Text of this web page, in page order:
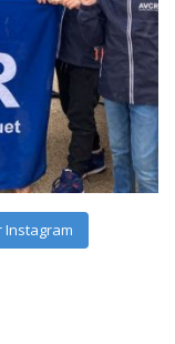
Instagram